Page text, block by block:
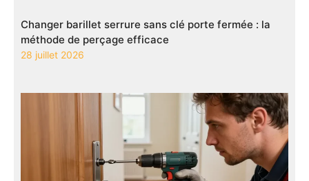
Changer barillet serrure sans clé porte fermée : la
méthode de perçage efficace
28 juillet 2026